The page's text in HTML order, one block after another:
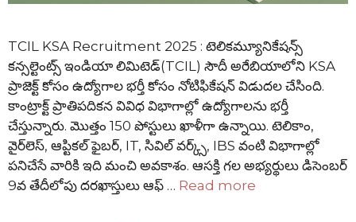
TCIL KSA Recruitment 2025 : టెలికమ్యూనికేషన్స్
కన్సల్టెంట్స్ ఇండియా లిమిటెడ్(TCIL) సౌదీ అరేబియాలోని KSA
ప్రాజెక్ట్ కోసం ఉద్యోగాల భర్తీ కోసం నోటిఫికేషన్ విడుదల చేసింది.
కాంట్రాక్ట్ ప్రాతిపదికన వివిధ విభాగాల్లో ఉద్యోగాలను భర్తీ
చేస్తున్నారు. మొత్తం 150 పోస్టులు ఖాళీగా ఉన్నాయి. టెలికాం,
వైర్‌లెస్, ఆప్టికల్ ఫైబర్, IT, సివిల్ వర్క్స్, IBS వంటి విభాగాల్లో
పనిచేసే వారికి ఇది మంచి అవకాశం. ఆసక్తి గల అభ్యర్థులు డిసెంబర్
9వ తేదీలోపు దరఖాస్తులు ఆఫ్ … Read more